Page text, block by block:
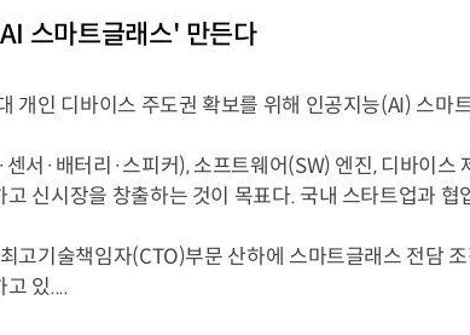
스마트글래스' 만든다
개인 디바이스 주도권 확보를 위해 인공지능(AI) 스마
서·배터리·스피커), 소프트웨어(SW) 엔진, 디바이
고 신시장을 창출하는 것이 목표다. 국내 스타트업과 협
고기술책임자(CTO)부문 산하에 스마트글래스 전담
고 있....